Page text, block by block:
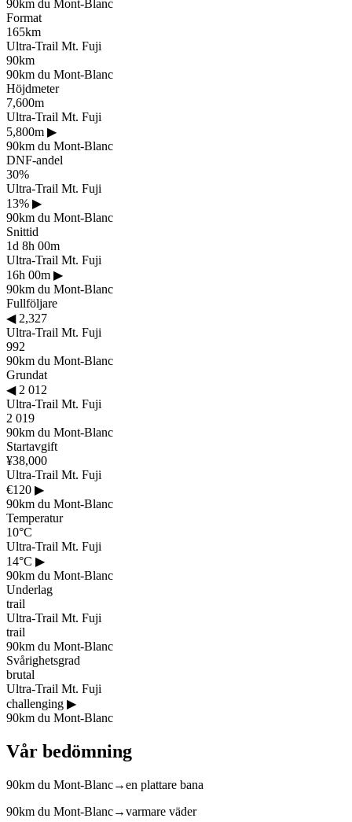
90km du Mont-Blanc
Format
165km
Ultra-Trail Mt. Fuji
90km
90km du Mont-Blanc
Höjdmeter
7,600m
Ultra-Trail Mt. Fuji
5,800m ▶
90km du Mont-Blanc
DNF-andel
30%
Ultra-Trail Mt. Fuji
13% ▶
90km du Mont-Blanc
Snittid
1d 8h 00m
Ultra-Trail Mt. Fuji
16h 00m ▶
90km du Mont-Blanc
Fullföljare
◀2,327
Ultra-Trail Mt. Fuji
992
90km du Mont-Blanc
Grundat
◀2 012
Ultra-Trail Mt. Fuji
2 019
90km du Mont-Blanc
Startavgift
¥38,000
Ultra-Trail Mt. Fuji
€120 ▶
90km du Mont-Blanc
Temperatur
10°C
Ultra-Trail Mt. Fuji
14°C ▶
90km du Mont-Blanc
Underlag
trail
Ultra-Trail Mt. Fuji
trail
90km du Mont-Blanc
Svårighetsgrad
brutal
Ultra-Trail Mt. Fuji
challenging ▶
90km du Mont-Blanc
Vår bedömning
90km du Mont-Blanc→en plattare bana
90km du Mont-Blanc→varmare väder